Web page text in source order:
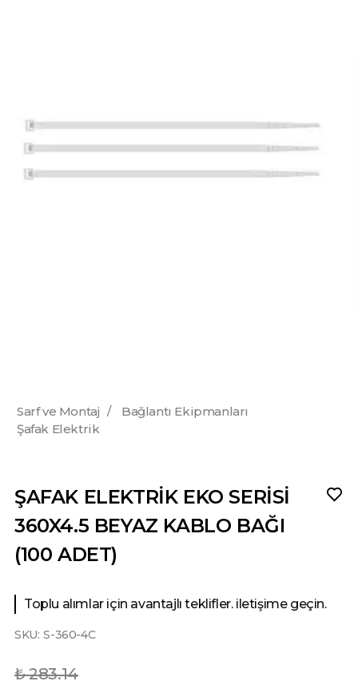
Sarf ve Montaj /
Bağlantı Ekipmanları
Şafak Elektrik
ŞAFAK ELEKTRİK EKO SERİSİ
360X4.5 BEYAZ KABLO BAĞI
(100 ADET)
Toplu alımlar için avantajlı teklifler. iletişime geçin.
SKU: S-360-4C
₺ 283.14